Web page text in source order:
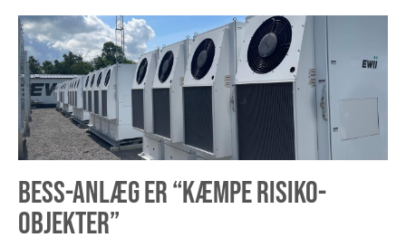
BESS-ANLÆG ER “KÆMPE RISIKO-
OBJEKTER”